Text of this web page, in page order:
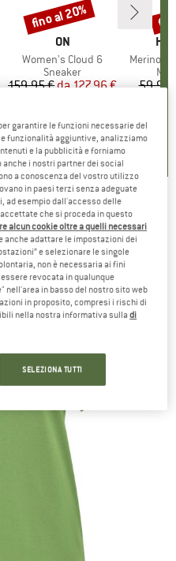
MARCHIO
ON
Articolo
Women's Cloud 6
Gruppo di prodotti
Sneaker
Prezzo
159,95 € Prezzo ridotto
da 127,96 €
4,7(48)
Sconto
fino al 20%
Articolo
MerinoMix150
59,95
Tee - T-shirt
garantire le funzioni necessarie del
funzionalità aggiuntive, analizziamo
e la pubblicità e forniamo
i nostri partner dei social
a conoscenza del vostro utilizzo
in paesi terzi senza adeguate
ad esempio dall'accesso delle
che si proceda in questo
alcun cookie oltre a quelli necessari
anche adattare le impostazioni dei
e selezionare le singole
non è necessaria ai fini
revocata in qualunque
nell'area in basso del nostro sito web
in proposito, compresi i rischi di
nella nostra informativa sulladi
SELEZIONA TUTTI